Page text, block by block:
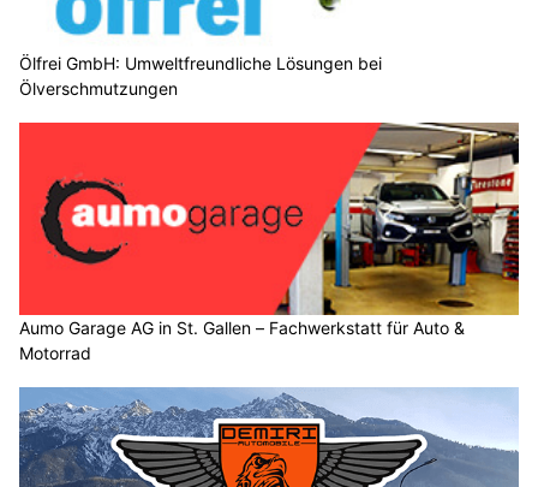
Ölfrei GmbH: Umweltfreundliche Lösungen bei
Ölverschmutzungen
Aumo Garage AG in St. Gallen – Fachwerkstatt für Auto &
Motorrad